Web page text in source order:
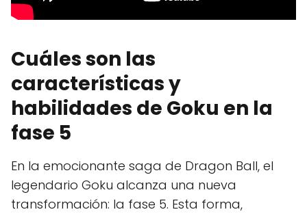
Cuáles son las
características y
habilidades de Goku en la
fase 5
En la emocionante saga de Dragon Ball, el
legendario Goku alcanza una nueva
transformación: la fase 5. Esta forma,